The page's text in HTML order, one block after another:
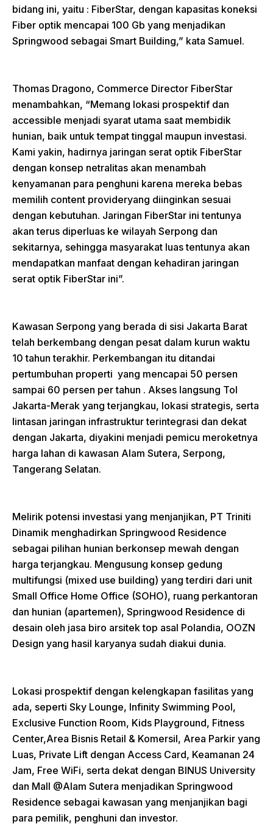
bidang ini, yaitu : FiberStar, dengan kapasitas koneksi
Fiber optik mencapai 100 Gb yang menjadikan
Springwood sebagai Smart Building,” kata Samuel.
Thomas Dragono, Commerce Director FiberStar
menambahkan, “Memang lokasi prospektif dan
accessible menjadi syarat utama saat membidik
hunian, baik untuk tempat tinggal maupun investasi.
Kami yakin, hadirnya jaringan serat optik FiberStar
dengan konsep netralitas akan menambah
kenyamanan para penghuni karena mereka bebas
memilih content provideryang diinginkan sesuai
dengan kebutuhan. Jaringan FiberStar ini tentunya
akan terus diperluas ke wilayah Serpong dan
sekitarnya, sehingga masyarakat luas tentunya akan
mendapatkan manfaat dengan kehadiran jaringan
serat optik FiberStar ini”.
Kawasan Serpong yang berada di sisi Jakarta Barat
telah berkembang dengan pesat dalam kurun waktu
10 tahun terakhir. Perkembangan itu ditandai
pertumbuhan properti yang mencapai 50 persen
sampai 60 persen per tahun . Akses langsung Tol
Jakarta-Merak yang terjangkau, lokasi strategis, serta
lintasan jaringan infrastruktur terintegrasi dan dekat
dengan Jakarta, diyakini menjadi pemicu meroketnya
harga lahan di kawasan Alam Sutera, Serpong,
Tangerang Selatan.
Melirik potensi investasi yang menjanjikan, PT Triniti
Dinamik menghadirkan Springwood Residence
sebagai pilihan hunian berkonsep mewah dengan
harga terjangkau. Mengusung konsep gedung
multifungsi (mixed use building) yang terdiri dari unit
Small Office Home Office (SOHO), ruang perkantoran
dan hunian (apartemen), Springwood Residence di
desain oleh jasa biro arsitek top asal Polandia, OOZN
Design yang hasil karyanya sudah diakui dunia.
Lokasi prospektif dengan kelengkapan fasilitas yang
ada, seperti Sky Lounge, Infinity Swimming Pool,
Exclusive Function Room, Kids Playground, Fitness
Center,Area Bisnis Retail & Komersil, Area Parkir yang
Luas, Private Lift dengan Access Card, Keamanan 24
Jam, Free WiFi, serta dekat dengan BINUS University
dan Mall @Alam Sutera menjadikan Springwood
Residence sebagai kawasan yang menjanjikan bagi
para pemilik, penghuni dan investor.